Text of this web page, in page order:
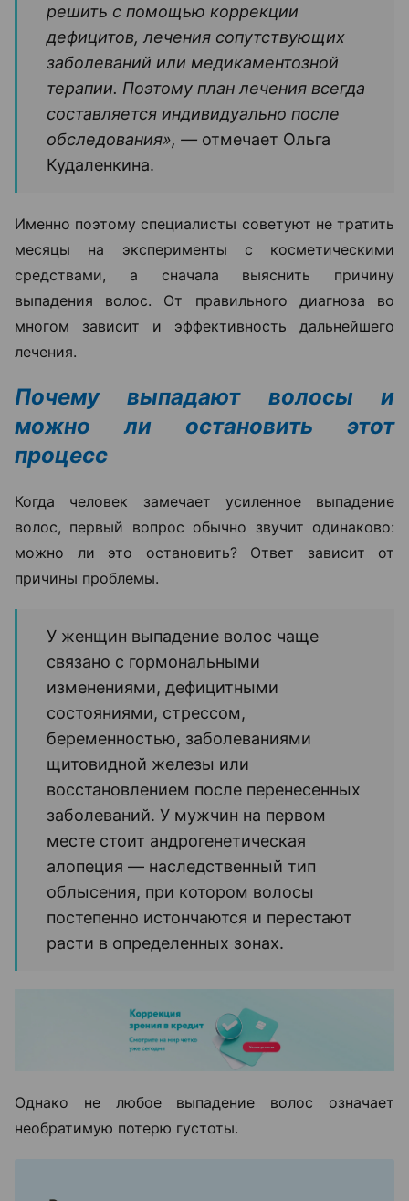
решить с помощью коррекции
дефицитов, лечения сопутствующих
заболеваний или медикаментозной
терапии. Поэтому план лечения всегда
составляется индивидуально после
обследования», — отмечает Ольга
Кудаленкина.
Именно поэтому специалисты советуют не тратить
месяцы на эксперименты с косметическими
средствами, а сначала выяснить причину
выпадения волос. От правильного диагноза во
многом зависит и эффективность дальнейшего
лечения.
Почему выпадают волосы и
можно ли остановить этот
процесс
Когда человек замечает усиленное выпадение
волос, первый вопрос обычно звучит одинаково:
можно ли это остановить? Ответ зависит от
причины проблемы.
У женщин выпадение волос чаще
связано с гормональными
изменениями, дефицитными
состояниями, стрессом,
беременностью, заболеваниями
щитовидной железы или
восстановлением после перенесенных
заболеваний. У мужчин на первом
месте стоит андрогенетическая
алопеция — наследственный тип
облысения, при котором волосы
постепенно истончаются и перестают
расти в определенных зонах.
Однако не любое выпадение волос означает
необратимую потерю густоты.